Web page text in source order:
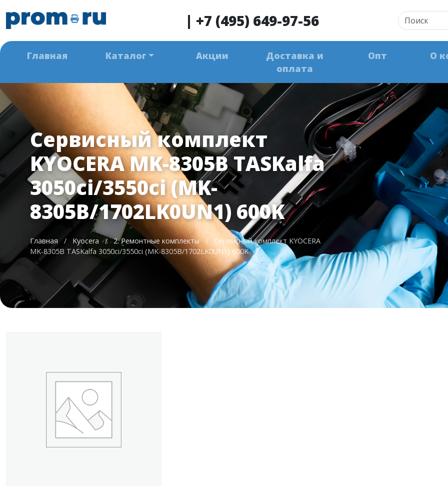
| +7 (495) 649-97-56
Главная Каталог Акции
Доставка и
оплата
Опт О
Сервисный комплект
KYOCERA MK-8305B TASKalfa
3050ci/3550ci (MK-
8305B/1702LK0UN1) 600K
Главная / Kyocera / 2. Ремонтные комплекты /
Сервисный комплект KYOCERA
MK-8305B TASKalfa 3050ci/3550ci (MK-8305B/1702LK0UN1) 600K